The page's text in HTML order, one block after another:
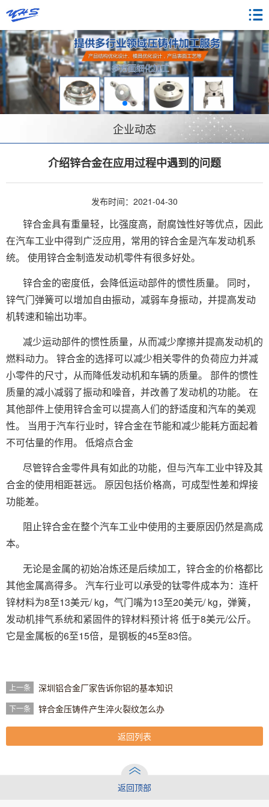
企业动态
介绍锌合金在应用过程中遇到的问题
发布时间：2021-04-30
锌合金具有重量轻，比强度高，耐腐蚀性好等优点，因此
在汽车工业中得到广泛应用，常用的锌合金是汽车发动机系
统。 使用锌合金制造发动机零件有很多好处。
锌合金的密度低，会降低运动部件的惯性质量。 同时，
锌气门弹簧可以增加自由振动，减弱车身振动，并提高发动
机转速和输出功率。
减少运动部件的惯性质量，从而减少摩擦并提高发动机的
燃料动力。 锌合金的选择可以减少相关零件的负荷应力并减
小零件的尺寸，从而降低发动机和车辆的质量。 部件的惯性
质量的减小减弱了振动和噪音，并改善了发动机的功能。 在
其他部件上使用锌合金可以提高人们的舒适度和汽车的美观
性。 当用于汽车行业时，锌合金在节能和减少能耗方面起着
不可估量的作用。 低熔点合金
尽管锌合金零件具有如此的功能，但与汽车工业中锌及其
合金的使用相距甚远。 原因包括价格高，可成型性差和焊接
功能差。
阻止锌合金在整个汽车工业中使用的主要原因仍然是高成
本。
无论是金属的初始冶炼还是后续加工，锌合金的价格都比
其他金属高得多。 汽车行业可以承受的钛零件成本为：连杆
锌材料为8至13美元/ kg，气门嘴为13至20美元/ kg，弹簧，
发动机排气系统和紧固件的锌材料预计将 低于8美元/公斤。
它是金属板的6至15倍，是钢板的45至83倍。
上一条 深圳铝合金厂家告诉你铝的基本知识
下一条 锌合金压铸件产生淬火裂纹怎么办
返回列表
返回顶部